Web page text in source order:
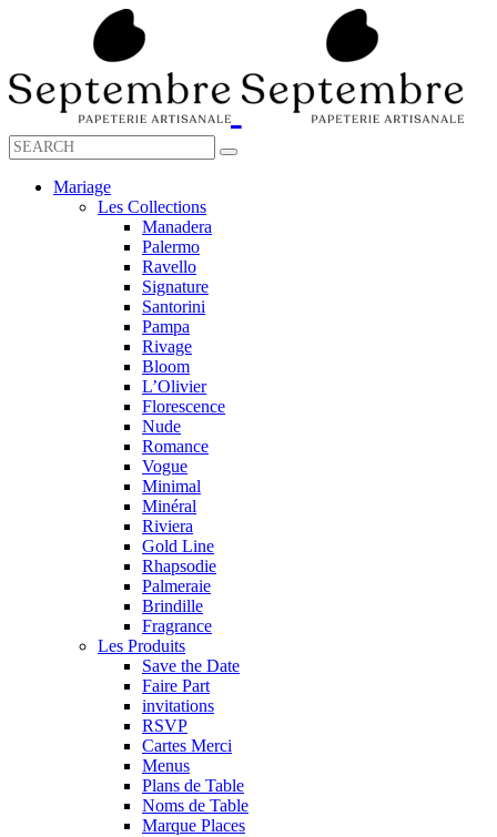
Mariage
Les Collections
Manadera
Palermo
Ravello
Signature
Santorini
Pampa
Rivage
Bloom
L’Olivier
Florescence
Nude
Romance
Vogue
Minimal
Minéral
Riviera
Gold Line
Rhapsodie
Palmeraie
Brindille
Fragrance
Les Produits
Save the Date
Faire Part
invitations
RSVP
Cartes Merci
Menus
Plans de Table
Noms de Table
Marque Places